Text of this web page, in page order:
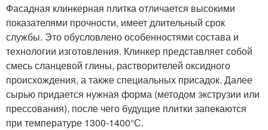
Фасадная клинкерная плитка отличается высокими
показателями прочности, имеет длительный срок
службы. Это обусловлено особенностями состава и
технологии изготовления. Клинкер представляет собой
смесь сланцевой глины, растворителей оксидного
происхождения, а также специальных присадок. Далее
сырью придается нужная форма (методом экструзии или
прессования), после чего будущие плитки запекаются
при температуре 1300-1400°С.